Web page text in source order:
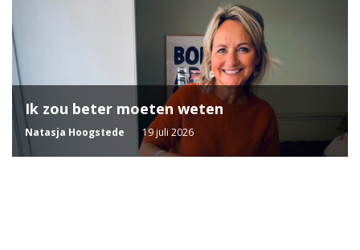
Ik zou beter moeten weten
Natasja Hoogstede 19 juli 2026